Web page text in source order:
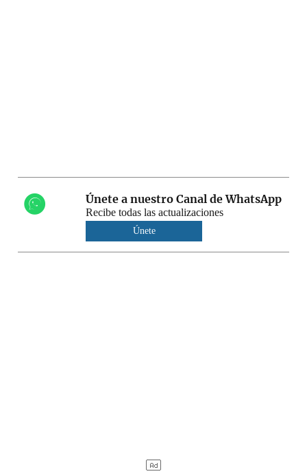
Únete a nuestro Canal de WhatsApp
Recibe todas las actualizaciones
Únete